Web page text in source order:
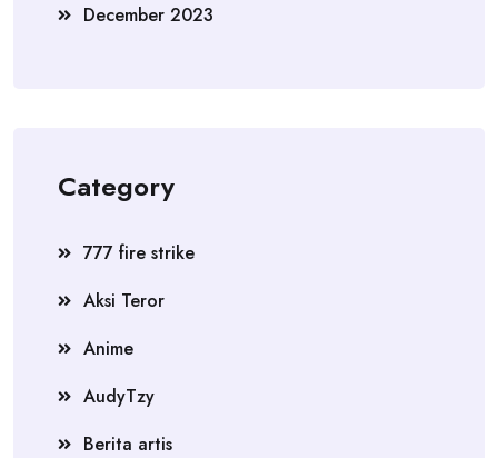
December 2023
Category
777 fire strike
Aksi Teror
Anime
AudyTzy
Berita artis